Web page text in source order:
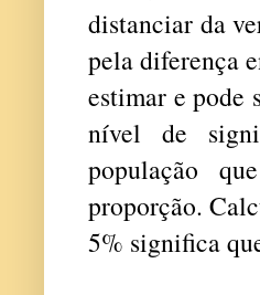
distanciar da
pela diferença
estimar e pode
nível de
população
proporção.
5% significa